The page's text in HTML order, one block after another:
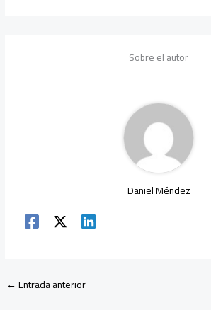
ac wi m h
s
p
p
le
a
nk
dI
Sobre el autor
Daniel Méndez
←Entrada anterior